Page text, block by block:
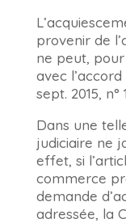
provenir de
ne peut,
avec
sept. 2015, n°
Dans une
judiciaire ne
effet, si
commerce
demande
adressée, la